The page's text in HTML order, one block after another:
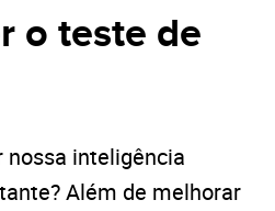
o teste de
inteligência
Além de melhorar